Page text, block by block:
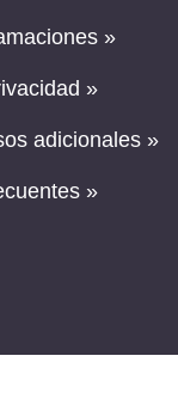
»
»
adicionales »
»